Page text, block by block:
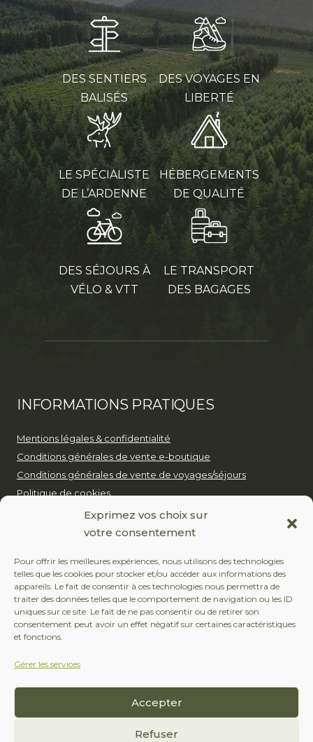
Exprimez vos choix sur
votre consentement
Pour offrir les meilleures expériences, nous utilisons des technologies
telles que les cookies pour stocker et/ou accéder aux informations des
appareils. Le fait de consentir à ces technologies nous permettra de
traiter des données telles que le comportement de navigation ou les ID
uniques sur ce site. Le fait de ne pas consentir ou de retirer son
consentement peut avoir un effet négatif sur certaines caractéristiques
et fonctions.
Gérer les services
Accepter
Refuser
DES SENTIERS
BALISÉS
DES VOYAGES EN
LIBERTÉ
LE SPÉCIALISTE
DE L’ARDENNE
HÉBERGEMENTS
DE QUALITÉ
DES SÉJOURS À
VÉLO & VTT
LE TRANSPORT
DES BAGAGES
INFORMATIONS PRATIQUES
Mentions légales & confidentialité
Conditions générales de vente e-boutique
Conditions générales de vente de voyages/séjours
Politique de cookies
Notre politique pour un tourisme durable
+32 (0)479 24 51 80
contact@europaventure.be
Place du Fays 11, 6870 Saint-Hubert
SUIVEZ-NOUS
Facebook
Instagram